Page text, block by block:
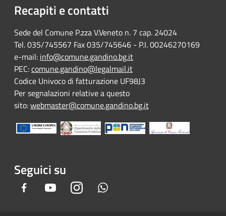
Recapiti e contatti
Sede del Comune P.zza V.Veneto n. 7 cap. 24024
Tel. 035/745567 Fax 035/745646 - P.I. 00246270169
e-mail: info@comune.gandino.bg.it
PEC:comune.gandino@legalmail.it
Codice Univoco di fatturazione UF98J3
Per segnalazioni relative a questo
sito:webmaster@comune.gandino.bg.it
Seguici su
Facebook YoutubeInstagram